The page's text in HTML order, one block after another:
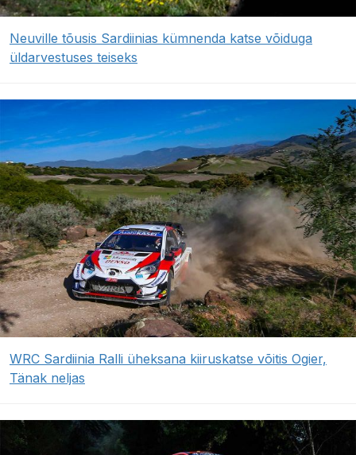
Neuville tõusis Sardiinias kümnenda katse võiduga
üldarvestuses teiseks
WRC Sardiinia Ralli üheksana kiiruskatse võitis Ogier,
Tänak neljas